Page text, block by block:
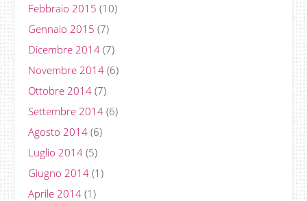
Febbraio 2015 (10)
Gennaio 2015 (7)
Dicembre 2014 (7)
Novembre 2014 (6)
Ottobre 2014 (7)
Settembre 2014 (6)
Agosto 2014 (6)
Luglio 2014 (5)
Giugno 2014 (1)
Aprile 2014 (1)